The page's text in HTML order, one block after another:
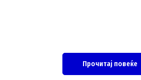
Прочитај повеќе